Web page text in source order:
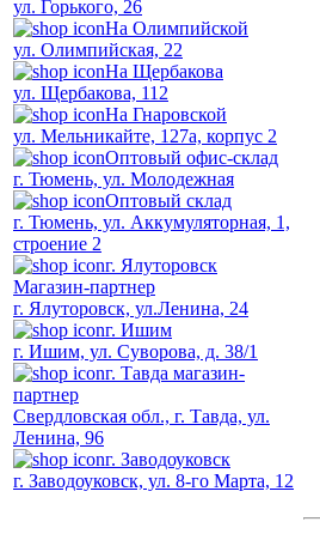
ул. Горького, 26
На Олимпийской
ул. Олимпийская, 22
На Щербакова
ул. Щербакова, 112
На Гнаровской
ул. Мельникайте, 127а, корпус 2
Оптовый офис-склад
г. Тюмень, ул. Молодежная
Оптовый склад
г. Тюмень, ул. Аккумуляторная, 1,
строение 2
г. Ялуторовск
Магазин-партнер
г. Ялуторовск, ул.Ленина, 24
г. Ишим
г. Ишим, ул. Суворова, д. 38/1
г. Тавда магазин-
партнер
Свердловская обл., г. Тавда, ул.
Ленина, 96
г. Заводоуковск
г. Заводоуковск, ул. 8-го Марта, 12